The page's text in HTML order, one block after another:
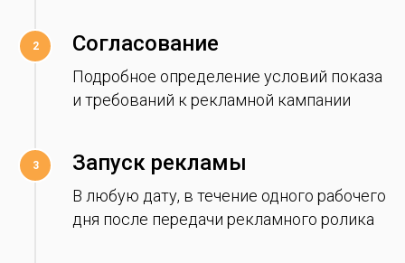
Согласование
Подробное определение условий показа
и требований к рекламной кампании
Запуск рекламы
В любую дату, в течение одного рабочего
дня после передачи рекламного ролика